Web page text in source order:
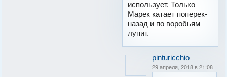
использует. Только
Марек катает поперек-
назад и по воробьям
лупит.
pinturicchio
29 апреля, 2018 в 21:08